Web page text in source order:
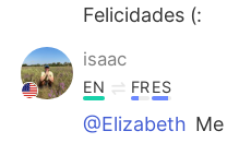
Felicidades (:
isaac
EN FRES
@Elizabeth